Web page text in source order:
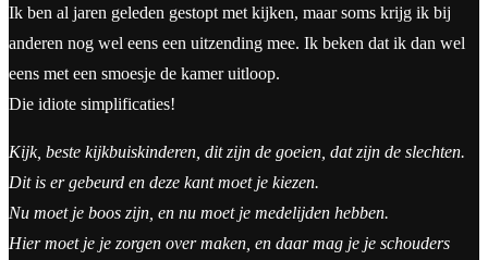
Ik ben al jaren geleden gestopt met kijken, maar soms krijg ik bij
anderen nog wel eens een uitzending mee. Ik beken dat ik dan wel
eens met een smoesje de kamer uitloop.
Die idiote simplificaties!
Kijk, beste kijkbuiskinderen, dit zijn de goeien, dat zijn de slechten.
Dit is er gebeurd en deze kant moet je kiezen.
Nu moet je boos zijn, en nu moet je medelijden hebben.
Hier moet je je zorgen over maken, en daar mag je je schouders